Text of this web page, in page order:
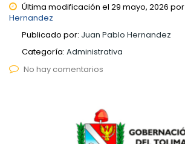
Última modificación el 29 mayo, 2026 por
Hernandez
Publicado por: Juan Pablo Hernandez
Categoría: Administrativa
No hay comentarios